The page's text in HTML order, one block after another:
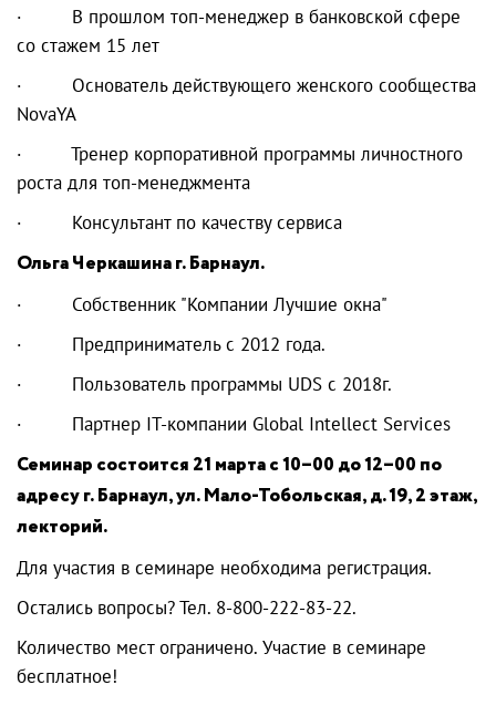
· В прошлом топ-менеджер в банковской сфере
со стажем 15 лет
· Основатель действующего женского сообщества
NovaYA
· Тренер корпоративной программы личностного
роста для топ-менеджмента
· Консультант по качеству сервиса
Ольга Черкашина г. Барнаул.
· Собственник "Компании Лучшие окна"
· Предприниматель с 2012 года.
· Пользователь программы UDS с 2018г.
· Партнер IT-компании Global Intellect Services
Семинар состоится 21 марта с 10–00 до 12–00 по
адресу г. Барнаул, ул. Мало-Тобольская, д. 19, 2 этаж,
лекторий.
Для участия в семинаре необходима регистрация.
Остались вопросы? Тел. 8-800-222-83-22.
Количество мест ограничено. Участие в семинаре
бесплатное!